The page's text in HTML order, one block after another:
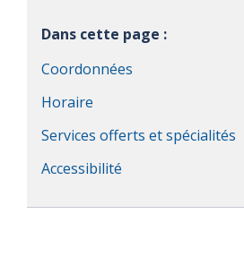
Dans cette page :
Coordonnées
Horaire
Services offerts et spécialités
Accessibilité